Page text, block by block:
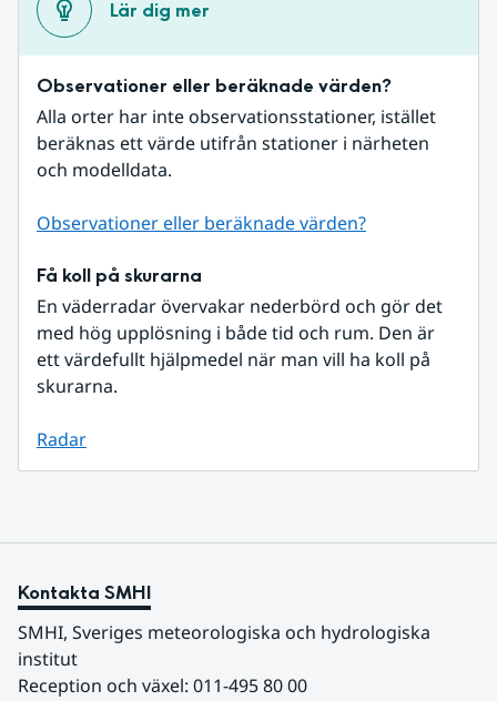
Lär dig mer
Observationer eller beräknade värden?
Alla orter har inte observationsstationer, istället
beräknas ett värde utifrån stationer i närheten
och modelldata.
Observationer eller beräknade värden?
Få koll på skurarna
En väderradar övervakar nederbörd och gör det
med hög upplösning i både tid och rum. Den är
ett värdefullt hjälpmedel när man vill ha koll på
skurarna.
Radar
Kontakta SMHI
SMHI, Sveriges meteorologiska och hydrologiska
institut
Reception och växel: 011-495 80 00